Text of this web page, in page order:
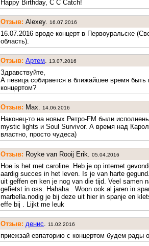
Happy Birthday, C C Catch!
Отзыв: Alexey. 16.07.2016
16.07.2016 вроде концерт в Первоуральске
область).
Отзыв: Артем. 13.07.2016
Здравствуйте,
А певица собирается в ближайшее время быть
концертом?
Отзыв: Max. 14.06.2016
Наконец-то на новых Ретро-FM были
mystic lights и Soul Survivor. А время над
властно, просто чудеса)
Отзыв: Royke van Rooij Erik. 05.04.2016
Hoe is het met caroline. Heb je op internet
aardig succes in het leven. Is je van harte
uit geffen en ken je nog van die tijd. Veel samen
gefietst in oss. Hahaha . Woon ook al jaren in
marbella.nodig je bij deze uit hier in spanje en
effe bij . Lijkt me leuk
Отзыв: денис. 11.02.2016
приежзай евпаторию с концертом будем рады